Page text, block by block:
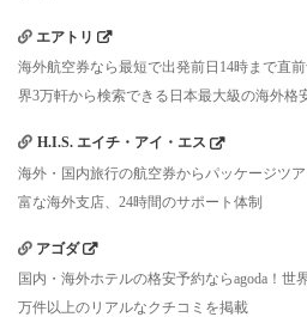
エアトリ
海外航空券なら最短で出発前日14時まで直
界3万軒から検索できる日本最大級の海外格
H.I.S. エイチ・アイ・エス
海外・国内旅行の航空券からパッケージツ
富な海外支店、24時間のサポート体制
アゴダ
国内・海外ホテルの格安予約ならagoda！世
万件以上のリアルなクチコミを掲載